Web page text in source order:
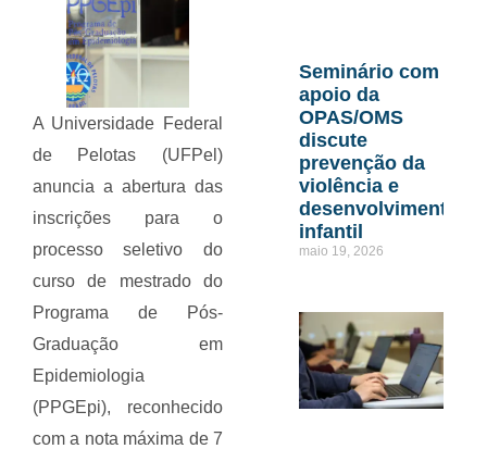
A Universidade Federal
de Pelotas (UFPel)
anuncia a abertura das
inscrições para o
processo seletivo do
curso de mestrado do
Programa de Pós-
Graduação em
Epidemiologia
(PPGEpi), reconhecido
com a nota máxima de 7
Seminário com
apoio da
OPAS/OMS
discute
prevenção da
violência e
desenvolvimento
infantil
maio 19, 2026